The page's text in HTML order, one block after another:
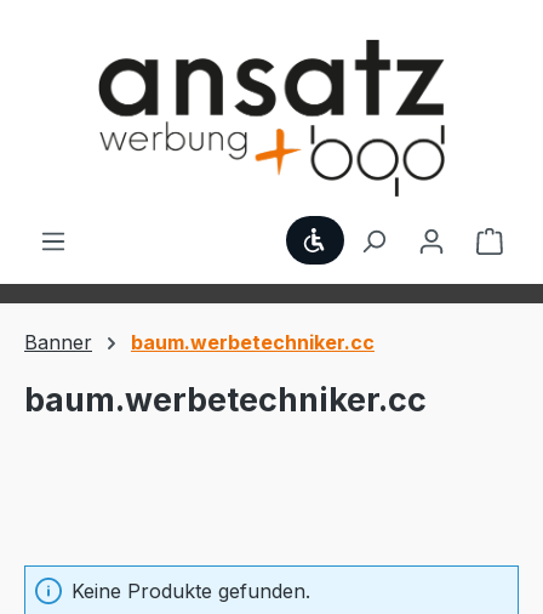
Werkzeugleiste
Banner baum.werbetechniker.cc
baum.werbetechniker.cc
Keine Produkte gefunden.